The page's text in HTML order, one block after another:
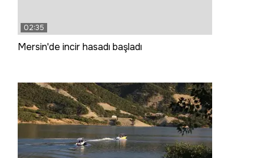
02:35
Mersin'de incir hasadı başladı